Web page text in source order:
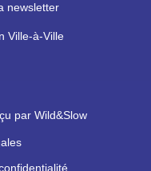
newsletter
Ville-à-Ville
par Wild&Slow